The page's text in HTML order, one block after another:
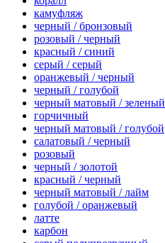
камуфляж
черный / бронзовый
розовый / черный
красный / синий
серый / серый
оранжевый / черный
черный / голубой
черный матовый / зеленый
горчичный
черный матовый / голубой
салатовый / черный
розовый
черный / золотой
красный / черный
черный матовый / лайм
голубой / оранжевый
латте
карбон